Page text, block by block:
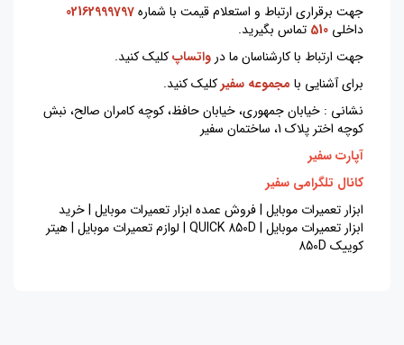
جهت برقراری ارتباط و استعلام قیمت با شماره02162999797
داخلی 510 تماس بگیرید.
جهت ارتباط با کارشناسان ما در واتساپکلیک کنید.
برای آشنایی با مجموعه سفیرکلیک کنید.
نشانی : خیابان جمهوری، خیابان حافظ، کوچه کامران صالح، نبش
کوچه اختر پلاک 1، ساختمان سفیر
آپارت سفیر
کانال تلگرامی سفیر
ابزار تعمیرات موبایل | فروش عمده ابزار تعمیرات موبایل | خرید
ابزار تعمیرات موبایل | QUICK 850D | لوازم تعمیرات موبایل | هیتر
کوییک 850D